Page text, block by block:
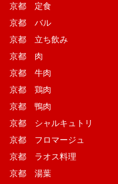
京都 定食
京都 バル
京都 立ち飲み
京都 肉
京都 牛肉
京都 鶏肉
京都 鴨肉
京都 シャルキュトリ
京都 フロマージュ
京都 ラオス料理
京都 湯葉